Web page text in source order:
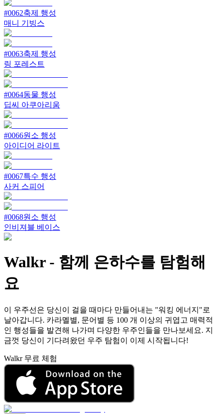
#0062축제 행성
매니 기빙스
#0063축제 행성
링 포레스트
#0064동물 행성
딥씨 아쿠아리움
#0066원소 행성
아이디어 라이트
#0067특수 행성
사커 스피어
#0068원소 행성
인비져블 베이스
Walkr- 함께 은하수를 탐험해
요
이 우주선은 당신이 걸을 때마다 만들어내는 "워킹 에너지"로
날아갑니다. 카라멜별, 문어별 등 100 개 이상의 귀엽고 매력적
인 행성들을 발견해 나가며 다양한 우주인들을 만나보세요. 지
금껏 당신이 기다려왔던 우주 탐험이 이제 시작됩니다!
Walkr 무료 체험